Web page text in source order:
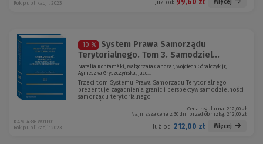
Już od: Więcej
Rok publikacji: 2023
-10 %
System Prawa Samorządu
Terytorialnego. Tom 3. Samodziel...
Natalia Kohtamäki, Małgorzata Ganczar, Wojciech Góralczyk jr,
Agnieszka Gryszczyńska, Jace...
Trzeci tom Systemu Prawa Samorządu Terytorialnego
prezentuje zagadnienia granic i perspektyw samodzielności
samorządu terytorialnego.
Cena regularna: 212,00 zł
Najniższa cena z 30 dni przed obniżką: 212,00 zł
Już od: 212,00 zł Więcej
KAM-4386 W01P01
Rok publikacji: 2023